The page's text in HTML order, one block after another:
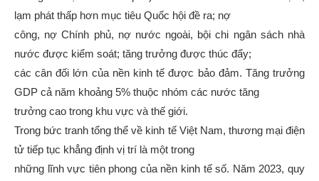
lạm phát thấp hơn mục tiêu Quốc hội đề ra; nợ
công, nợ Chính phủ, nợ nước ngoài, bội chi ngân sách nhà
nước được kiểm soát; tăng trưởng được thúc đẩy;
các cân đối lớn của nền kinh tế được bảo đảm. Tăng trưởng
GDP cả năm khoảng 5% thuộc nhóm các nước tăng
trưởng cao trong khu vực và thế giới.
Trong bức tranh tổng thể về kinh tế Việt Nam, thương mại điện
tử tiếp tục khẳng định vị trí là một trong
những lĩnh vực tiên phong của nền kinh tế số. Năm 2023, quy